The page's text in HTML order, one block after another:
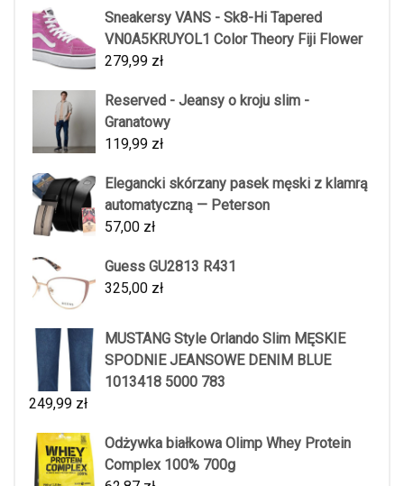
Sneakersy VANS - Sk8-Hi Tapered
VN0A5KRUYOL1 Color Theory Fiji Flower
279,99 zł
Reserved - Jeansy o kroju slim -
Granatowy
119,99 zł
Elegancki skórzany pasek męski z klamrą
automatyczną — Peterson
57,00 zł
Guess GU2813 R431
325,00 zł
MUSTANG Style Orlando Slim MĘSKIE
SPODNIE JEANSOWE DENIM BLUE
1013418 5000 783
249,99 zł
Odżywka białkowa Olimp Whey Protein
Complex 100% 700g